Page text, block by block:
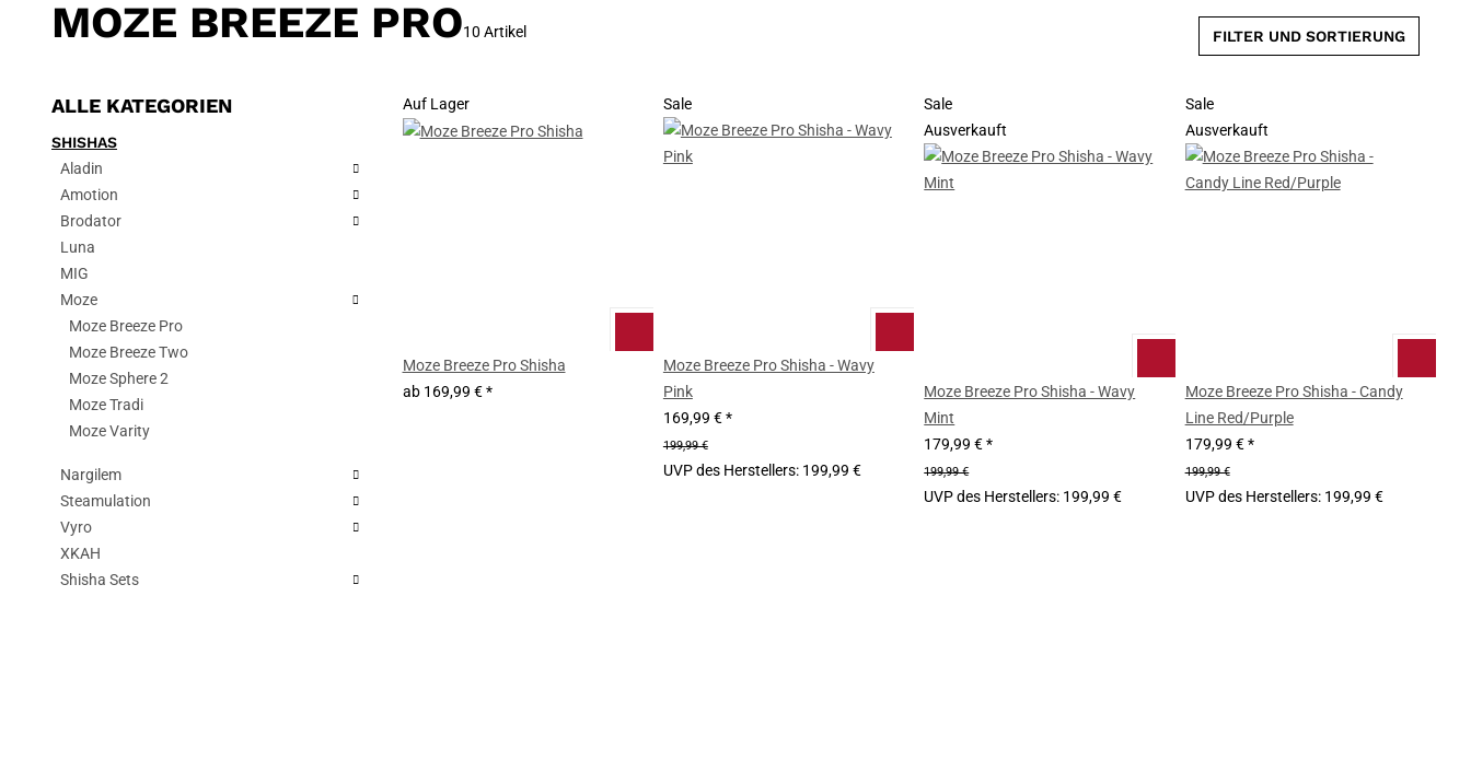
Auf Lager
Moze Breeze Pro Shisha
ab169,99 €*
Sale
Moze Breeze Pro Shisha - Wavy
Pink
169,99 €*
199,99 €
UVP des Herstellers: 199,99 €
Sale
Ausverkauft
Moze Breeze Pro Shisha - Wavy
Mint
179,99 €*
199,99 €
UVP des Herstellers: 199,99 €
Sale
Ausverkauft
Moze Breeze Pro Shisha - Candy
Line Red/Purple
179,99 €*
199,99 €
UVP des Herstellers: 199,99 €
ALLE KATEGORIEN
SHISHAS
Aladin
Amotion
Brodator
Luna
MIG
Moze
Moze Breeze Pro
Moze Breeze Two
Moze Sphere 2
Moze Tradi
Moze Varity
Nargilem
Steamulation
Vyro
XKAH
Shisha Sets
MOZE BREEZE PRO10 Artikel FILTER UND SORTIERUNG